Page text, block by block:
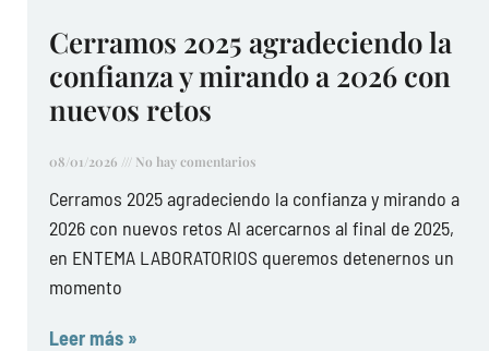
Cerramos 2025 agradeciendo la
confianza y mirando a 2026 con
nuevos retos
08/01/2026 No hay comentarios
Cerramos 2025 agradeciendo la confianza y mirando a
2026 con nuevos retos Al acercarnos al final de 2025,
en ENTEMA LABORATORIOS queremos detenernos un
momento
Leer más »